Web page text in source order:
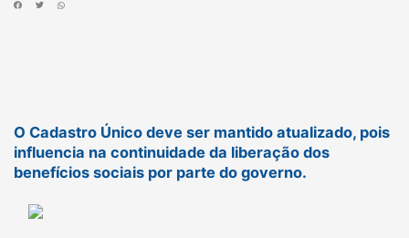
O Cadastro Único deve ser mantido atualizado, pois
influencia na continuidade da liberação dos
benefícios sociais por parte do governo.